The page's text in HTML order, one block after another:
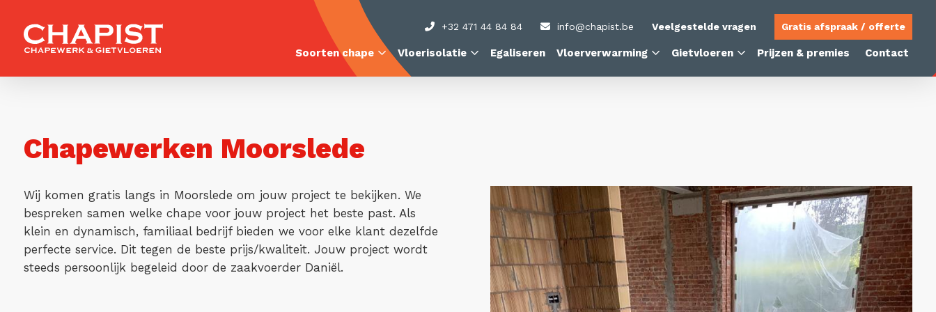
+32 471 44 84 84 info@chapist.be Veelgestelde vragen Gratis afspraak / offerte
Soorten chape Vloerisolatie Egaliseren Vloerverwarming Gietvloeren Prijzen & premies Contact
Chapewerken Moorslede
Wij komen gratis langs in Moorslede om jouw project te bekijken. We
bespreken samen welke chape voor jouw project het beste past. Als
klein en dynamisch, familiaal bedrijf bieden we voor elke klant dezelfde
perfecte service. Dit tegen de beste prijs/kwaliteit. Jouw project wordt
steeds persoonlijk begeleid door de zaakvoerder Daniël.